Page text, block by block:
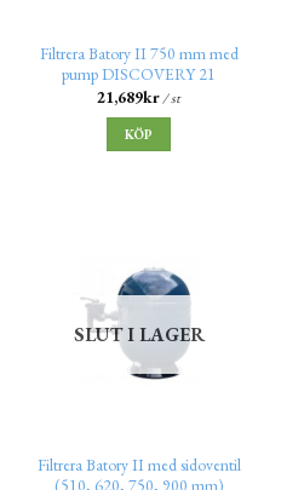
Filtrera Batory II 750 mm med
pump DISCOVERY 21
21,689kr / st
KÖP
SLUT I LAGER
Filtrera Batory II med sidoventil
(510, 620, 750, 900 mm)